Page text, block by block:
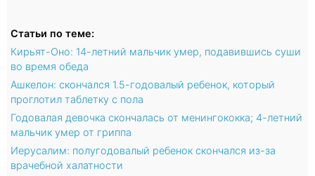
Статьи по теме:
Кирьят-Оно: 14-летний мальчик умер, подавившись суши
во время обеда
Ашкелон: скончался 1.5-годовалый ребенок, который
проглотил таблетку с пола
Годовалая девочка скончалась от менингококка; 4-летний
мальчик умер от гриппа
Иерусалим: полугодовалый ребенок скончался из-за
врачебной халатности